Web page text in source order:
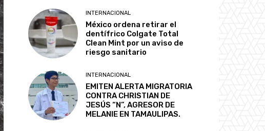
INTERNACIONAL
México ordena retirar el
dentífrico Colgate Total
Clean Mint por un aviso de
riesgo sanitario
INTERNACIONAL
EMITEN ALERTA MIGRATORIA
CONTRA CHRISTIAN DE
JESÚS “N”, AGRESOR DE
MELANIE EN TAMAULIPAS.